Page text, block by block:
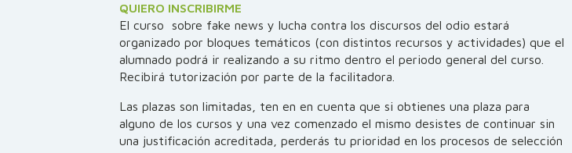
QUIERO INSCRIBIRME
El curso sobre fake news y lucha contra los discursos del odio estará
organizado por bloques temáticos (con distintos recursos y actividades) que el
alumnado podrá ir realizando a su ritmo dentro el periodo general del curso.
Recibirá tutorización por parte de la facilitadora.
Las plazas son limitadas, ten en en cuenta que si obtienes una plaza para
alguno de los cursos y una vez comenzado el mismo desistes de continuar sin
una justificación acreditada, perderás tu prioridad en los procesos de selección